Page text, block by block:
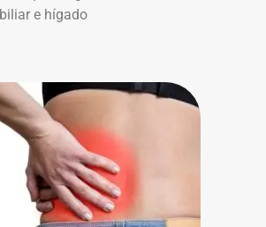
biliar e hígado